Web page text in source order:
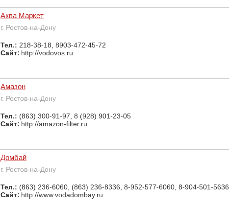
Аква Маркет
г. Ростов-на-Дону
Тел.: 218-38-18, 8903-472-45-72
Сайт: http://vodovos.ru
Амазон
г. Ростов-на-Дону
Тел.: (863) 300-91-97, 8 (928) 901-23-05
Сайт: http://amazon-filter.ru
Домбай
г. Ростов-на-Дону
Тел.: (863) 236-6060, (863) 236-8336, 8-952-577-6060, 8-904-501-5636
Сайт: http://www.vodadombay.ru